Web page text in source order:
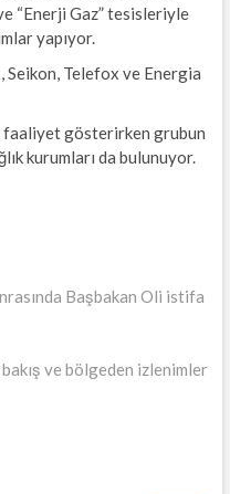
“Enerji Gaz” tesisleriyle
yapıyor.
Seikon, Telefox ve Energia
gösterirken grubun
kurumları da bulunuyor.
Başbakan Oli istifa
bakış ve bölgeden izlenimler